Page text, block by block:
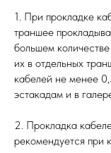
1. При прокладке
траншее
большем
их в отдельных
кабелей не менее
эстакадам и в
2. Прокладка
рекомендуется при